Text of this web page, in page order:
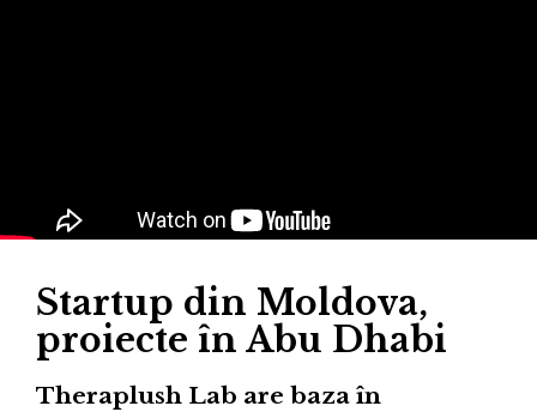
Startup din Moldova,
proiecte în Abu Dhabi
Theraplush Lab are baza în